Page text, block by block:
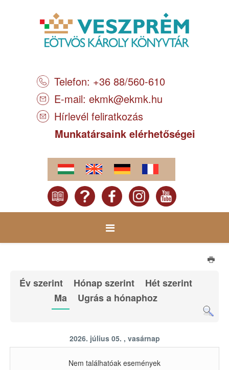
Telefon: +36 88/560-610
E-mail: ekmk@ekmk.hu
Hírlevél feliratkozás
Munkatársaink elérhetőségei
Év szerint Hónap szerint
Hét szerint
Ma
Ugrás a hónaphoz
2026. július 05. , vasárnap
Nem találhatóak események